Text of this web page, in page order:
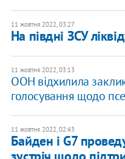
11 жовтня 2022, 03:27
На півдні ЗСУ
11 жовтня 2022, 03:13
ООН відхилила
голосування щодо
11 жовтня 2022, 02:43
Байден і G7